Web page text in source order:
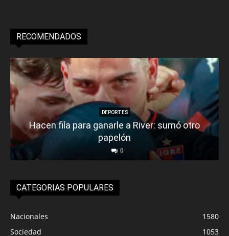
RECOMENDADOS
DEPORTES
Hacen fila para ganarle a River: sumó otro
papelón
0
CATEGORIAS POPULARES
Nacionales
1580
Sociedad
1053